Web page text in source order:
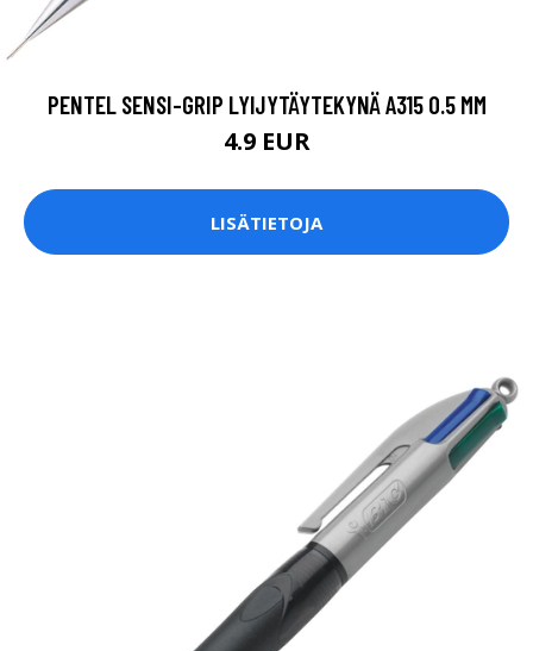
PENTEL SENSI-GRIP LYIJYTÄYTEKYNÄ A315 0.5 MM
4.9 EUR
LISÄTIETOJA